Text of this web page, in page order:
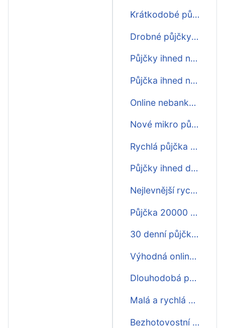
Krátkodobé půjčky ihned zdarma
Drobné půjčky ihned
Půjčky ihned na účet do hodiny
Půjčka ihned na účet v sobotu v neděli
Online nebankovní půjčky ihned na účet
Nové mikro půjčky ihned na účet
Rychlá půjčka nebankovní ihned
Půjčky ihned do 500 tisíc
Nejlevnější rychlá půjčka ihned
Půjčka 20000 Kč ihned na účet
30 denní půjčka ihned na účet
Výhodná online půjčka ihned
Dlouhodobá půjčka online ihned
Malá a rychlá půjčka ihned
Bezhotovostní půjčka ihned